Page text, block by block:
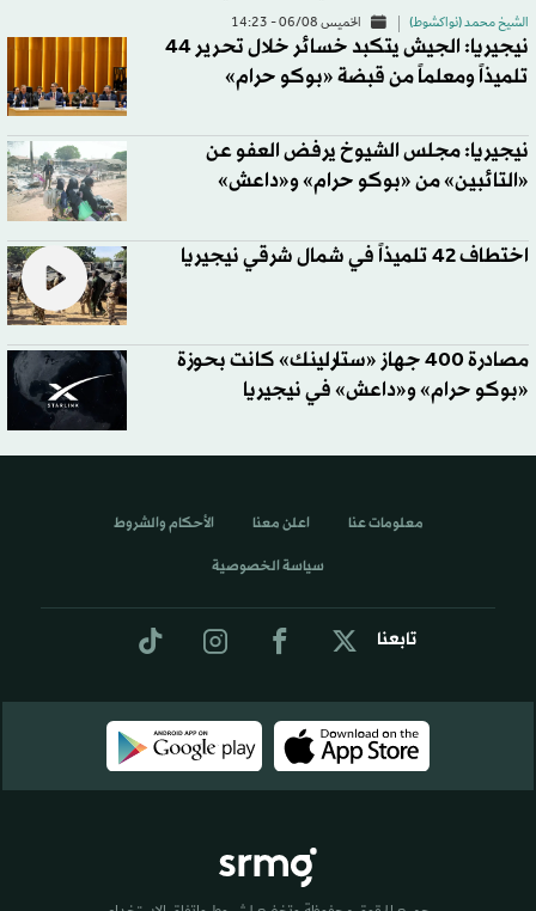
الشيخ محمد (نواكشوط) الخميس 06/08 - 14:23
نيجيريا: الجيش يتكبد خسائر خلال تحرير 44
تلميذاً ومعلماً من قبضة «بوكو حرام»
نيجيريا: مجلس الشيوخ يرفض العفو عن
«التائبين» من «بوكو حرام» و«داعش»
اختطاف 42 تلميذاً في شمال شرقي نيجيريا
مصادرة 400 جهاز «ستارلينك» كانت بحوزة
«بوكو حرام» و«داعش» في نيجيريا
تابعنا
معلومات عنا اعلن معنا الأحكام والشروط
سياسة الخصوصية